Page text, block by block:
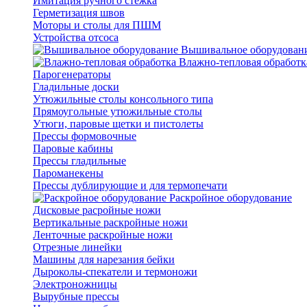
Герметизация швов
Моторы и столы для ПШМ
Устройства отсоса
Вышивальное
Влажно-тепловая
Парогенераторы
Гладильные доски
Утюжильные столы консольного типа
Прямоугольные утюжильные столы
Утюги, паровые щетки и пистолеты
Прессы формовочные
Паровые кабины
Прессы гладильные
Пароманекены
Прессы дублирующие и для термопечати
Раскройное оборудование
Дисковые расройные ножи
Вертикальные раскройные ножи
Ленточные раскройные ножи
Отрезные линейки
Машины для нарезания бейки
Дыроколы-спекатели и термоножи
Электроножницы
Вырубные прессы